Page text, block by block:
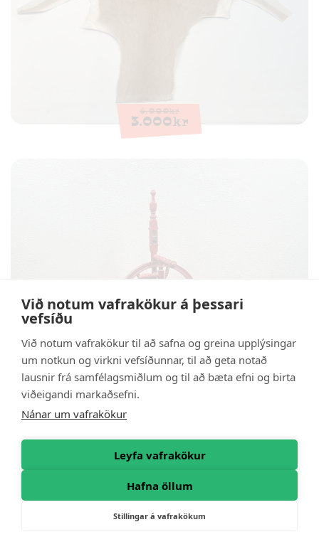
6.000kr
3.000kr
20.000kr
10.000kr
Við notum vafrakökur á þessari
vefsíðu
Við notum vafrakökur til að safna og greina upplýsingar
um notkun og virkni vefsíðunnar, til að geta notað
lausnir frá samfélagsmiðlum og til að bæta efni og birta
viðeigandi markaðsefni.
Nánar um vafrakökur
Leyfa vafrakökur
Hafna öllum
Stillingar á vafrakökum